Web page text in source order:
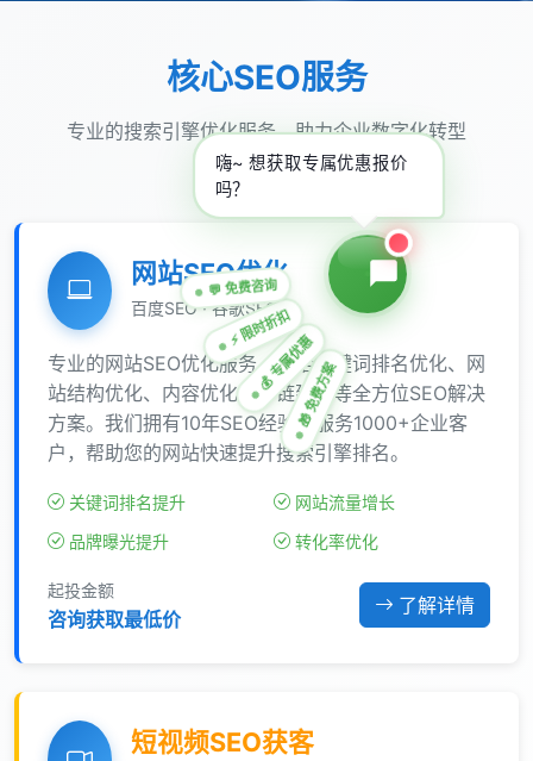
核心SEO服务
专业的搜索引擎优化服务，助力企业数字化转型
网站SEO优化
百度SEO · 谷歌SEO
专业的网站SEO优化服务，包括关键词排名优化、网
站结构优化、内容优化、外链建设等全方位SEO解决
方案。我们拥有10年SEO经验，服务1000+企业客
户，帮助您的网站快速提升搜索引擎排名。
关键词排名提升
网站流量增长
品牌曝光提升
转化率优化
起投金额
咨询获取最低价
了解详情
短视频SEO获客
🎁 免费方案
💰 专属优惠
⚡ 限时折扣
💬 免费咨询
嗨~ 想获取专属优惠报价
吗？